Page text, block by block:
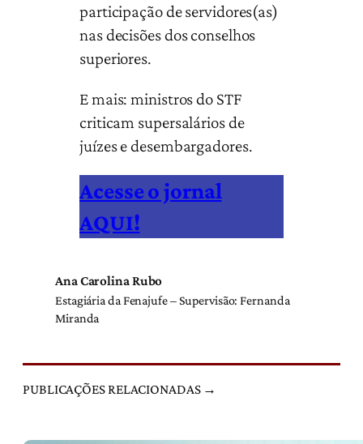
participação de servidores(as)
nas decisões dos conselhos
superiores.
E mais: ministros do STF
criticam supersalários de
juízes e desembargadores.
Acesse o jornal
AQUI!
Ana Carolina Rubo
Estagiária da Fenajufe – Supervisão: Fernanda
Miranda
PUBLICAÇÕES RELACIONADAS →